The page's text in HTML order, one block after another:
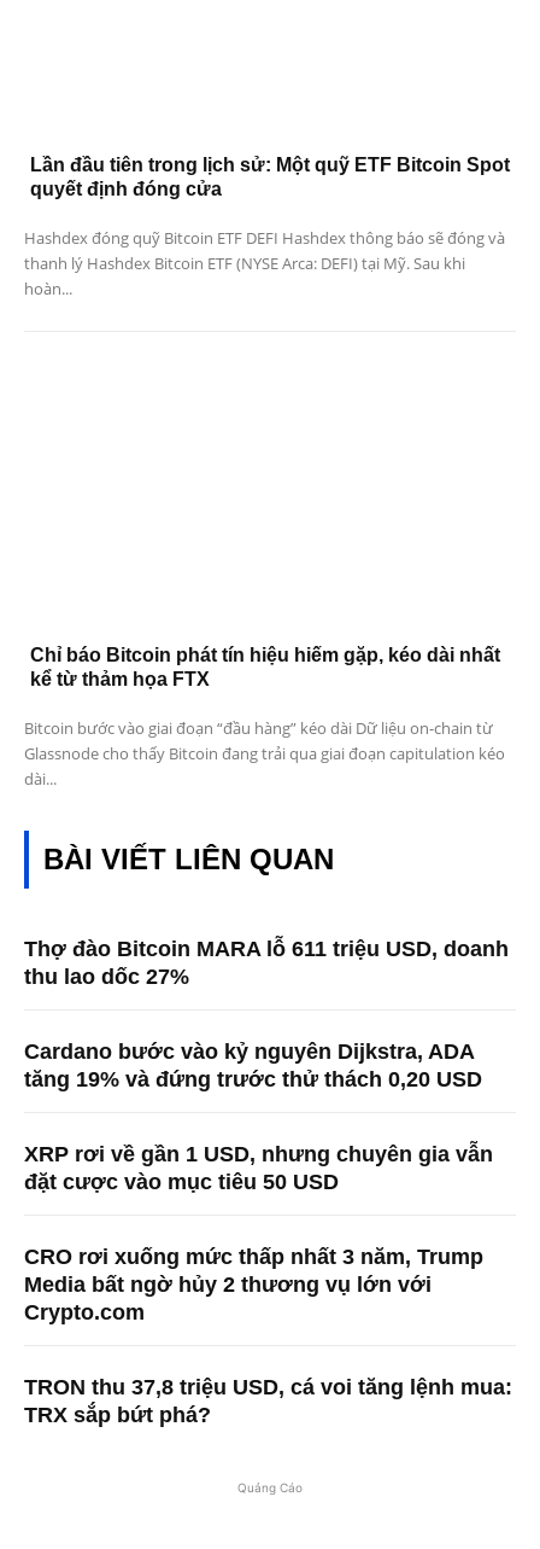
Lần đầu tiên trong lịch sử: Một quỹ ETF Bitcoin Spot
quyết định đóng cửa
Hashdex đóng quỹ Bitcoin ETF DEFI Hashdex thông báo sẽ đóng và
thanh lý Hashdex Bitcoin ETF (NYSE Arca: DEFI) tại Mỹ. Sau khi
hoàn...
Chỉ báo Bitcoin phát tín hiệu hiếm gặp, kéo dài nhất
kể từ thảm họa FTX
Bitcoin bước vào giai đoạn “đầu hàng” kéo dài Dữ liệu on-chain từ
Glassnode cho thấy Bitcoin đang trải qua giai đoạn capitulation kéo
dài...
BÀI VIẾT LIÊN QUAN
Thợ đào Bitcoin MARA lỗ 611 triệu USD, doanh
thu lao dốc 27%
Cardano bước vào kỷ nguyên Dijkstra, ADA
tăng 19% và đứng trước thử thách 0,20 USD
XRP rơi về gần 1 USD, nhưng chuyên gia vẫn
đặt cược vào mục tiêu 50 USD
CRO rơi xuống mức thấp nhất 3 năm, Trump
Media bất ngờ hủy 2 thương vụ lớn với
Crypto.com
TRON thu 37,8 triệu USD, cá voi tăng lệnh mua:
TRX sắp bứt phá?
Quảng Cáo